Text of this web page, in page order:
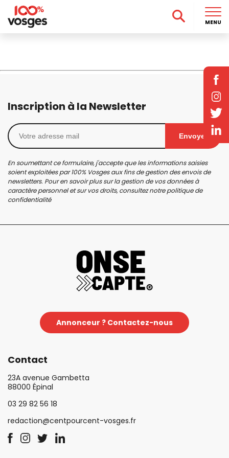
Inscription à la Newsletter
Envoyer
En soumettant ce formulaire, j'accepte que les informations saisies
soient exploitées par 100% Vosges aux fins de gestion des envois de
newsletters. Pour en savoir plus sur la gestion de vos données à
caractère personnel et sur vos droits, consultez notrepolitique de
confidentialité
Annonceur ? Contactez-nous
Contact
23A avenue Gambetta
88000 Épinal
03 29 82 56 18
redaction@centpourcent-vosges.fr
MENU